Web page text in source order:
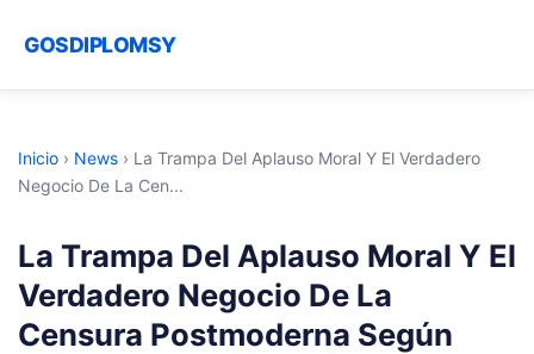
GOSDIPLOMSY
Inicio › News › La Trampa Del Aplauso Moral Y El Verdadero
Negocio De La Cen...
La Trampa Del Aplauso Moral Y El
Verdadero Negocio De La
Censura Postmoderna Según